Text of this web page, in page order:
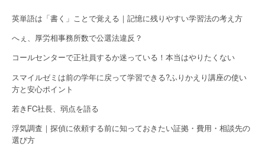
英単語は「書く」ことで覚える｜記憶に残りやすい学習法の考え方
へぇ、厚労相事務所数で公選法違反？
コールセンターで正社員するか迷っている！本当はやりたくない
スマイルゼミは前の学年に戻って学習できる?ふりかえり講座の使い
方と安心ポイント
若きFC社長、弱点を語る
浮気調査｜探偵に依頼する前に知っておきたい証拠・費用・相談先の
選び方